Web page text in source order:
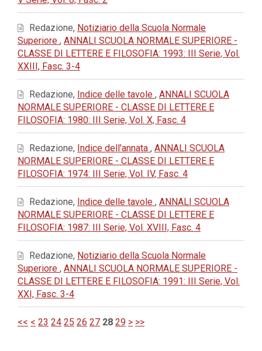
Redazione, Notiziario della Scuola Normale
Superiore , ANNALI SCUOLA NORMALE SUPERIORE -
CLASSE DI LETTERE E FILOSOFIA: 1993: III Serie, Vol.
XXIII, Fasc. 3-4
Redazione, Indice delle tavole , ANNALI SCUOLA
NORMALE SUPERIORE - CLASSE DI LETTERE E
FILOSOFIA: 1980: III Serie, Vol. X, Fasc. 4
Redazione, Indice dell'annata , ANNALI SCUOLA
NORMALE SUPERIORE - CLASSE DI LETTERE E
FILOSOFIA: 1974: III Serie, Vol. IV, Fasc. 4
Redazione, Indice delle tavole , ANNALI SCUOLA
NORMALE SUPERIORE - CLASSE DI LETTERE E
FILOSOFIA: 1987: III Serie, Vol. XVIII, Fasc. 4
Redazione, Notiziario della Scuola Normale
Superiore , ANNALI SCUOLA NORMALE SUPERIORE -
CLASSE DI LETTERE E FILOSOFIA: 1991: III Serie, Vol.
XXI, Fasc. 3-4
<< < 23 24 25 26 27 28 29 > >>